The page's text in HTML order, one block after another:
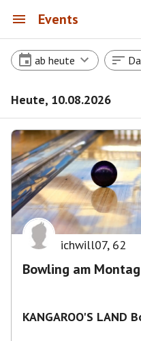
Events
ab heute
Heute, 10.08.2026
ichwill07, 62
Bowling am Montag
KANGAROO'S LAND